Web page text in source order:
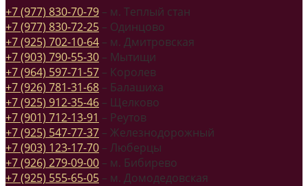
+7 (977) 830-70-79 – м. Теплый стан
+7 (977) 830-72-25 – Одинцово
+7 (925) 702-10-64 – м. Дмитровская
+7 (903) 790-55-30 – Мытищи
+7 (964) 597-71-57 – Королев
+7 (926) 781-31-68 – Балашиха
+7 (925) 912-35-46 – Щелково
+7 (901) 712-13-91 – Реутов
+7 (925) 547-77-37 – Железнодорожный
+7 (903) 123-17-70 – Люберцы
+7 (926) 279-09-00 – м. Бибирево
+7 (925) 555-65-05 – м. Домодедовская